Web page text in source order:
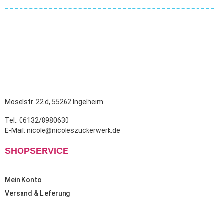
Moselstr. 22 d, 55262 Ingelheim
Tel.: 06132/8980630
E-Mail: nicole@nicoleszuckerwerk.de
SHOPSERVICE
Mein Konto
Versand & Lieferung